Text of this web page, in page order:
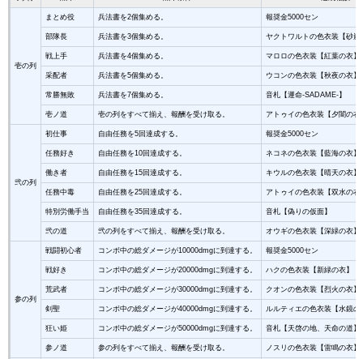
壱の列
まとめ役 兵法書を2個集める。 報奨金5000セン
部隊長 兵法書を3個集める。 ヤクトワルトの色衣装【砂嵐
戦上手 兵法書を4個集める。 マロロの色衣装【紅葉の衣】
采配者 兵法書を5個集める。 ウコンの色衣装【秋夜の衣】
常勝無敗 兵法書を7個集める。 音札【運命-SADAME-】
壱ノ道 壱の列をすべて揃え、報酬を受け取る。 アトゥイの色衣装【夕闇の衣
弐の列
初仕事 自由任務を5回達成する。 報奨金5000セン
任務好き 自由任務を10回達成する。 ネコネの色衣装【藍海の衣】
働き者 自由任務を15回達成する。 キウルの色衣装【晴天の衣】
任務中毒 自由任務を25回達成する。 アトゥイの色衣装【双水の衣
特別労働手当 自由任務を35回達成する。 音札【偽りの仮面】
弐の道 弐の列をすべて揃え、報酬を受け取る。 オウギの色衣装【深緑の衣】
参の列
戦闘初心者 コンボ中の総ダメージが10000dmgに到達する。 報奨金5000セン
戦好き コンボ中の総ダメージが20000dmgに到達する。 ハクの色衣装【新緑の衣】
荒武者 コンボ中の総ダメージが30000dmgに到達する。 クオンの色衣装【烈火の衣】
剣聖 コンボ中の総ダメージが40000dmgに到達する。 ルルティエの色衣装【水鏡の
狂い姫 コンボ中の総ダメージが50000dmgに到達する。 音札【天啓の地、天命の道】
参ノ道 参の列をすべて揃え、報酬を受け取る。 ノスリの色衣装【雷鳴の衣】